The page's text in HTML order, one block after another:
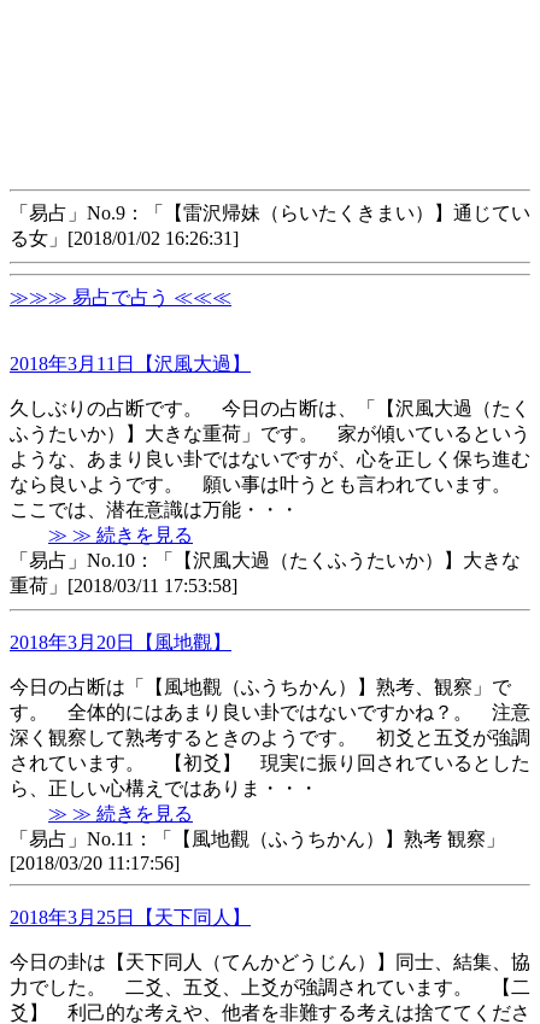
「易占」No.9：「【雷沢帰妹（らいたくきまい）】通じてい
る女」[2018/01/02 16:26:31]
≫≫≫ 易占で占う ≪≪≪
2018年3月11日【沢風大過】
久しぶりの占断です。 今日の占断は、「【沢風大過（たく
ふうたいか）】大きな重荷」です。 家が傾いているという
ような、あまり良い卦ではないですが、心を正しく保ち進む
なら良いようです。 願い事は叶うとも言われています。
ここでは、潜在意識は万能・・・
≫ ≫ 続きを見る
「易占」No.10：「【沢風大過（たくふうたいか）】大きな
重荷」[2018/03/11 17:53:58]
2018年3月20日【風地觀】
今日の占断は「【風地觀（ふうちかん）】熟考、観察」で
す。 全体的にはあまり良い卦ではないですかね？。 注意
深く観察して熟考するときのようです。 初爻と五爻が強調
されています。 【初爻】 現実に振り回されているとした
ら、正しい心構えではありま・・・
≫ ≫ 続きを見る
「易占」No.11：「【風地觀（ふうちかん）】熟考 観察」
[2018/03/20 11:17:56]
2018年3月25日【天下同人】
今日の卦は【天下同人（てんかどうじん）】同士、結集、協
力でした。 二爻、五爻、上爻が強調されています。 【二
爻】 利己的な考えや、他者を非難する考えは捨ててくださ